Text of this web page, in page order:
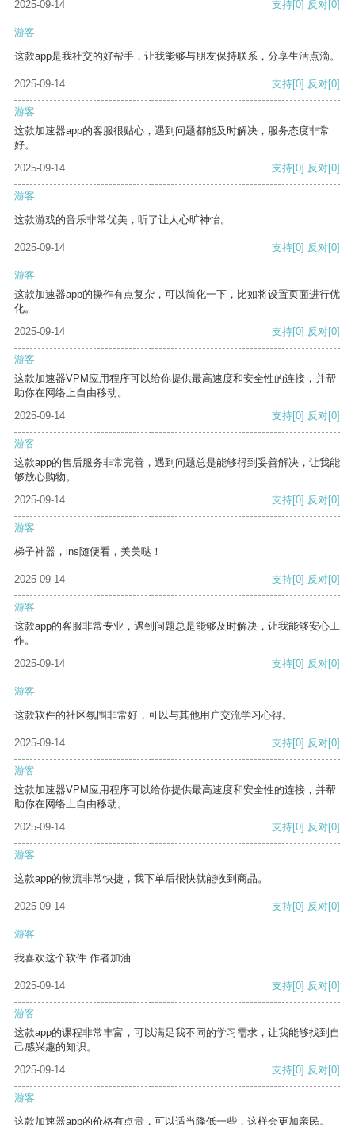
2025-09-14
支持[0] 反对[0]
游客
这款app是我社交的好帮手，让我能够与朋友保持联系，分享生活点滴。
2025-09-14 支持[0] 反对[0]
游客
这款加速器app的客服很贴心，遇到问题都能及时解决，服务态度非常
好。
2025-09-14
支持[0] 反对[0]
游客
这款游戏的音乐非常优美，听了让人心旷神怡。
2025-09-14 支持[0] 反对[0]
游客
这款加速器app的操作有点复杂，可以简化一下，比如将设置页面进行优
化。
2025-09-14
支持[0] 反对[0]
游客
这款加速器VPM应用程序可以给你提供最高速度和安全性的连接，并帮
助你在网络上自由移动。
2025-09-14
支持[0] 反对[0]
游客
这款app的售后服务非常完善，遇到问题总是能够得到妥善解决，让我能
够放心购物。
2025-09-14
支持[0] 反对[0]
游客
梯子神器，ins随便看，美美哒！
2025-09-14 支持[0] 反对[0]
游客
这款app的客服非常专业，遇到问题总是能够及时解决，让我能够安心工
作。
2025-09-14
支持[0] 反对[0]
游客
这款软件的社区氛围非常好，可以与其他用户交流学习心得。
2025-09-14 支持[0] 反对[0]
游客
这款加速器VPM应用程序可以给你提供最高速度和安全性的连接，并帮
助你在网络上自由移动。
2025-09-14
支持[0] 反对[0]
游客
这款app的物流非常快捷，我下单后很快就能收到商品。
2025-09-14 支持[0] 反对[0]
游客
我喜欢这个软件 作者加油
2025-09-14 支持[0] 反对[0]
游客
这款app的课程非常丰富，可以满足我不同的学习需求，让我能够找到自
己感兴趣的知识。
2025-09-14
支持[0] 反对[0]
游客
这款加速器app的价格有点贵，可以适当降低一些，这样会更加亲民。